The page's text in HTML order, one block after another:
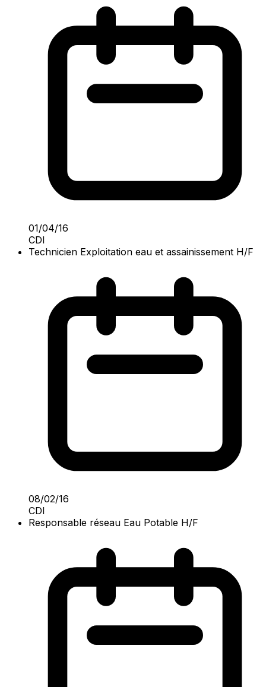
01/04/16
CDI
Technicien Exploitation eau et assainissement H/F
08/02/16
CDI
Responsable réseau Eau Potable H/F